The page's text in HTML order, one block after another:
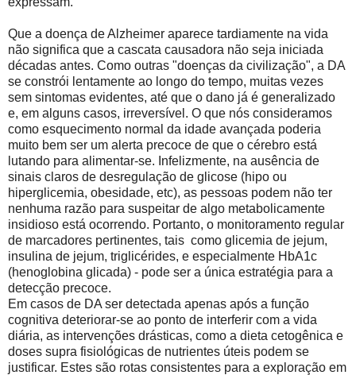
Que a doença de Alzheimer aparece tardiamente na vida
não significa que a cascata causadora não seja iniciada
décadas antes. Como outras "doenças da civilização", a DA
se constrói lentamente ao longo do tempo, muitas vezes
sem sintomas evidentes, até que o dano já é generalizado
e, em alguns casos, irreversível. O que nós consideramos
como esquecimento normal da idade avançada poderia
muito bem ser um alerta precoce de que o cérebro está
lutando para alimentar-se. Infelizmente, na ausência de
sinais claros de desregulação de glicose (hipo ou
hiperglicemia, obesidade, etc), as pessoas podem não ter
nenhuma razão para suspeitar de algo metabolicamente
insidioso está ocorrendo. Portanto, o monitoramento regular
de marcadores pertinentes, tais como glicemia de jejum,
insulina de jejum, triglicérides, e especialmente HbA1c
(henoglobina glicada) - pode ser a única estratégia para a
detecção precoce.
Em casos de DA ser detectada apenas após a função
cognitiva deteriorar-se ao ponto de interferir com a vida
diária, as intervenções drásticas, como a dieta cetogênica e
doses supra fisiológicas de nutrientes úteis podem se
justificar. Estes são rotas consistentes para a exploração em